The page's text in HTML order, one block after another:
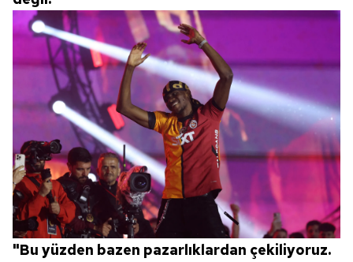
"Bu yüzden bazen pazarlıklardan çekiliyoruz.